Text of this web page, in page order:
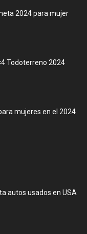
2024 para mujer
Todoterreno 2024
mujeres en el 2024
autos usados en USA